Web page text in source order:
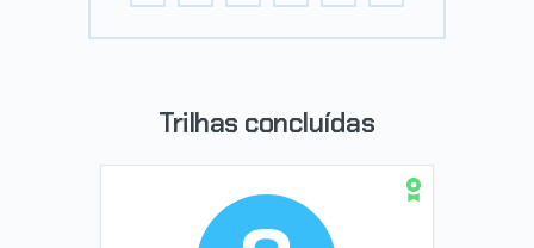
Trilhas concluídas